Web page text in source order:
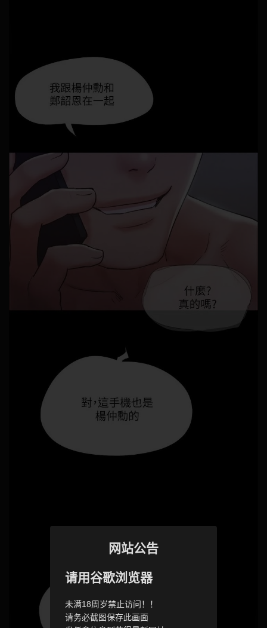
网站公告
请用谷歌浏览器
未满18周岁禁止访问！！
请务必截图保存此画面